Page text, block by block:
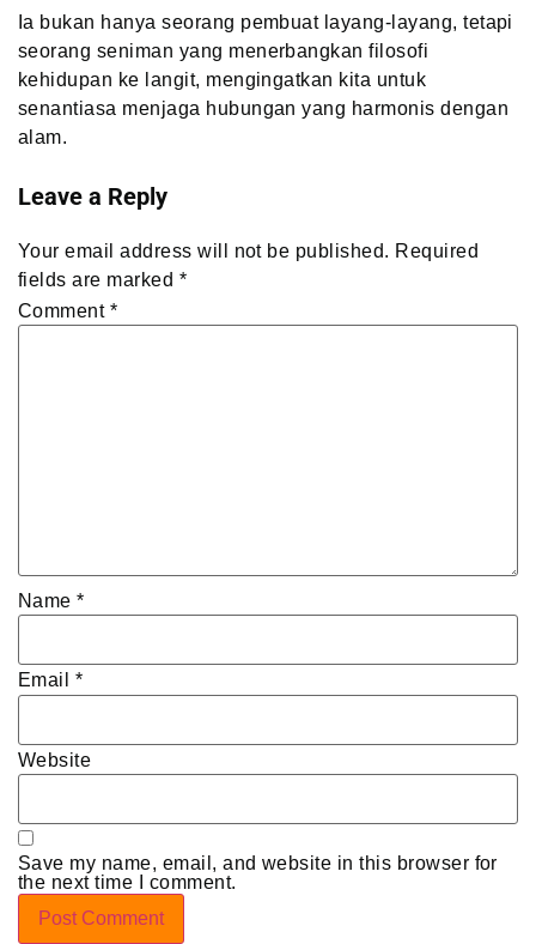
Ia bukan hanya seorang pembuat layang-layang, tetapi
seorang seniman yang menerbangkan filosofi
kehidupan ke langit, mengingatkan kita untuk
senantiasa menjaga hubungan yang harmonis dengan
alam.
Leave a Reply
Your email address will not be published. Required
fields are marked *
Comment *
Name*
Email *
Website
Save my name, email, and website in this browser for
the next time I comment.